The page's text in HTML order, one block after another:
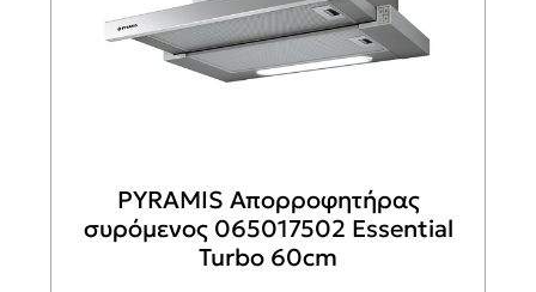
PYRAMIS Απορροφητήρας
συρόμενος 065017502 Essential
Turbo 60cm